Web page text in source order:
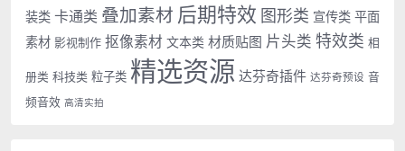
装类 卡通类 叠加素材 后期特效 图形类 宣传类 平面
素材 影视制作 抠像素材 文本类 材质贴图 片头类 特效类 相
册类 科技类 粒子类 精选资源 达芬奇插件 达芬奇预设 音
频音效 高清实拍